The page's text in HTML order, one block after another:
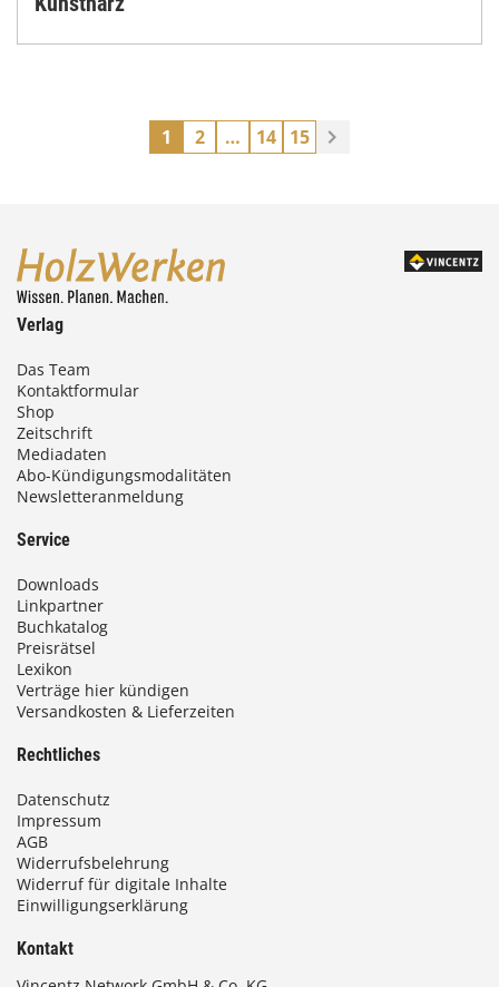
1 2 … 14 15
Verlag
Das Team
Kontaktformular
Shop
Zeitschrift
Mediadaten
Abo-Kündigungsmodalitäten
Newsletteranmeldung
Service
Downloads
Linkpartner
Buchkatalog
Preisrätsel
Lexikon
Verträge hier kündigen
Versandkosten & Lieferzeiten
Rechtliches
Datenschutz
Impressum
AGB
Widerrufsbelehrung
Widerruf für digitale Inhalte
Einwilligungserklärung
Kontakt